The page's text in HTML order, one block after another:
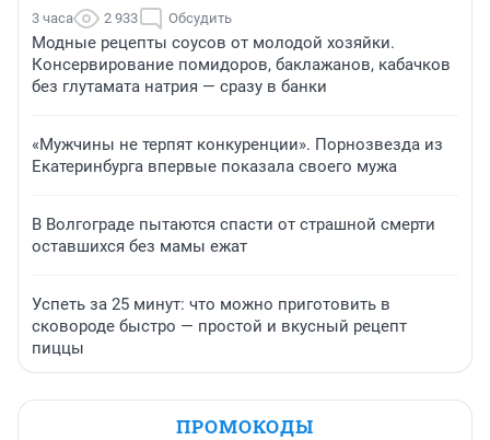
3 часа 2 933 Обсудить
Модные рецепты соусов от молодой хозяйки.
Консервирование помидоров, баклажанов, кабачков
без глутамата натрия — сразу в банки
«Мужчины не терпят конкуренции». Порнозвезда из
Екатеринбурга впервые показала своего мужа
В Волгограде пытаются спасти от страшной смерти
оставшихся без мамы ежат
Успеть за 25 минут: что можно приготовить в
сковороде быстро — простой и вкусный рецепт
пиццы
ПРОМОКОДЫ